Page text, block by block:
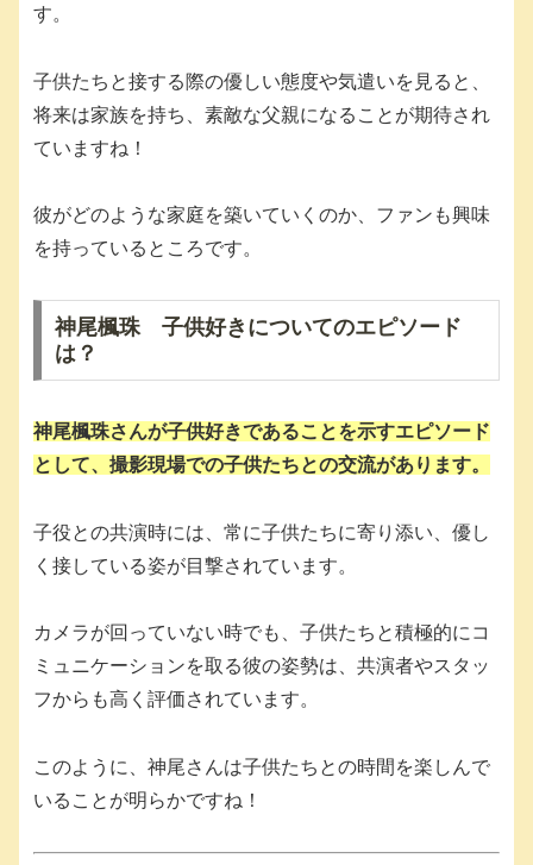
す。
子供たちと接する際の優しい態度や気遣いを見ると、
将来は家族を持ち、素敵な父親になることが期待され
ていますね！
彼がどのような家庭を築いていくのか、ファンも興味
を持っているところです。
神尾楓珠 子供好きについてのエピソード
は？
神尾楓珠さんが子供好きであることを示すエピソード
として、撮影現場での子供たちとの交流があります。
子役との共演時には、常に子供たちに寄り添い、優し
く接している姿が目撃されています。
カメラが回っていない時でも、子供たちと積極的にコ
ミュニケーションを取る彼の姿勢は、共演者やスタッ
フからも高く評価されています。
このように、神尾さんは子供たちとの時間を楽しんで
いることが明らかですね！